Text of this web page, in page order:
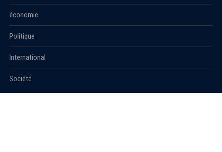
économie
Politique
International
Société